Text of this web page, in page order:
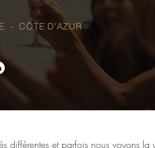
- CÔTE D'AZUR
différentes et parfois nous voyons